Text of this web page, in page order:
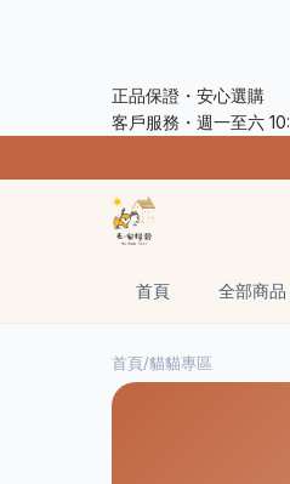
正品保證・安心選購
客戶服務・週一至六
首頁 全部商品
首頁/貓貓專區